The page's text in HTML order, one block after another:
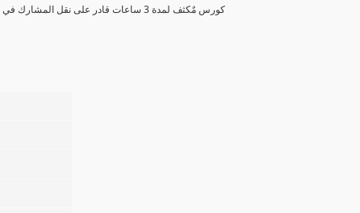
كورس مٌكثف لمدة 3 ساعات قادر على